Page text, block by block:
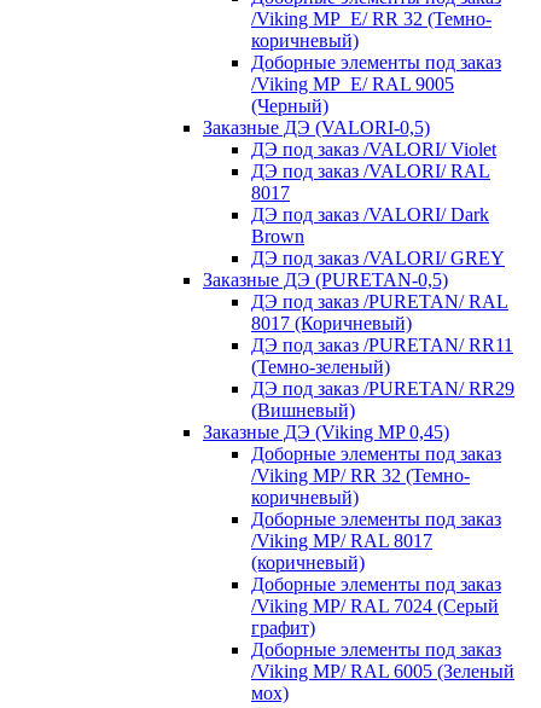
/Viking MP_E/ RR 32 (Темно-
коричневый)
Доборные элементы под заказ
/Viking MP_E/ RAL 9005
(Черный)
Заказные ДЭ (VALORI-0,5)
ДЭ под заказ /VALORI/ Violet
ДЭ под заказ /VALORI/ RAL
8017
ДЭ под заказ /VALORI/ Dark
Brown
ДЭ под заказ /VALORI/ GREY
Заказные ДЭ (PURETAN-0,5)
ДЭ под заказ /PURETAN/ RAL
8017 (Коричневый)
ДЭ под заказ /PURETAN/ RR11
(Темно-зеленый)
ДЭ под заказ /PURETAN/ RR29
(Вишневый)
Заказные ДЭ (Viking MP 0,45)
Доборные элементы под заказ
/Viking MP/ RR 32 (Темно-
коричневый)
Доборные элементы под заказ
/Viking MP/ RAL 8017
(коричневый)
Доборные элементы под заказ
/Viking MP/ RAL 7024 (Серый
графит)
Доборные элементы под заказ
/Viking MP/ RAL 6005 (Зеленый
мох)